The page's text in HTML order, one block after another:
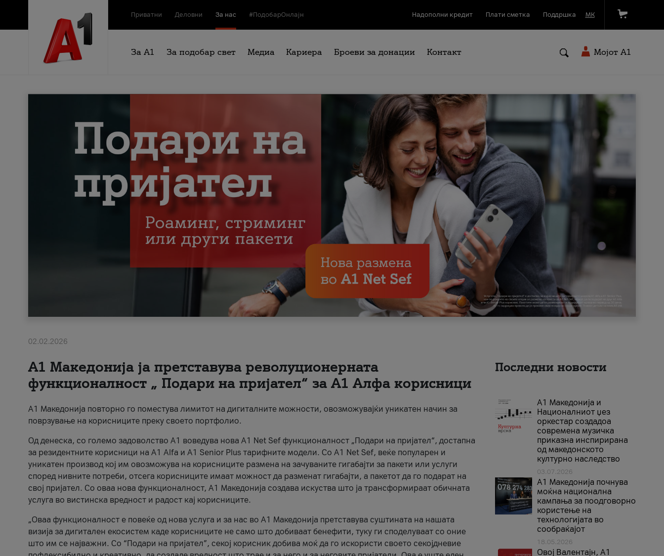
Приватни Деловни За нас #ПодобарОнлајн Надополни кредит Плати сметка Поддршка МК
За А1 За подобар свет Медиа Кариера Броеви за донации Контакт Мојот A1
02.02.2026
А1 Македонија ја претставува револуционерната
функционалност „ Подари на пријател“ за А1 Алфа корисници
А1 Македонија повторно го поместува лимитот на дигиталните можности, овозможувајќи уникатен начин за
поврзување на корисниците преку своето портфолио.
Од денеска, со големо задоволство А1 воведува нова A1 Net Sef функционалност „Подари на пријател“, достапна
за резидентните корисници на А1 Alfa и A1 Senior Plus тарифните модели. Со A1 Net Sef, веќе популарен и
уникатен производ кој им овозможува на корисниците размена на зачуваните гигабајти за пакети или услуги
според нивните потреби, отсега корисниците имаат можност да разменат гигабајти, а пакетот да го подарат на
свој пријател. Со оваа нова функционалност, А1 Македонија создава искуства што ја трансформираат обичната
услуга во вистинска вредност и радост кај корисниците.
„Оваа функционалност е повеќе од нова услуга и за нас во А1 Македонија претставува суштината на нашата
визија за дигитален екосистем каде корисниците не само што добиваат бенефити, туку ги споделуваат со оние
што им се најважни. Со “Подари на пријател”, секој корисник добива моќ да го искористи своето секојдневие
Последни новости
А1 Македонија и
Националниот џез
оркестар создадоа
современа музичка
приказна инспирирана
од македонското
културно наследство
03.07.2026
A1 Македонија почнува
моќна национална
кампања за поодговорно
користење на
технологијата во
сообраќајот
18.05.2026
Овој Валентајн, A1